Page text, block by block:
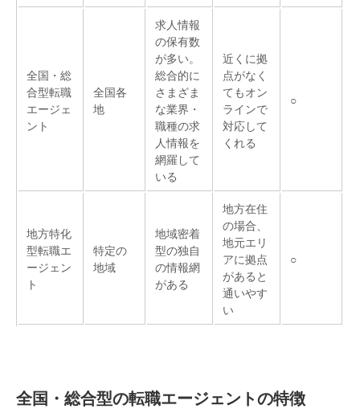
全国・総
合型転職
エージェ
ント
全国各
地
求人情報
の保有数
が多い。
総合的に
さまざま
な業界・
職種の求
人情報を
網羅して
いる
近くに拠
点がなく
てもオン
ラインで
対応して
くれる
○
地方特化
型転職エ
ージェン
ト
特定の
地域
地域密着
型の独自
の情報網
がある
地方在住
の場合、
地元エリ
アに拠点
があると
通いやす
い
○
全国・総合型の転職エージェントの特徴